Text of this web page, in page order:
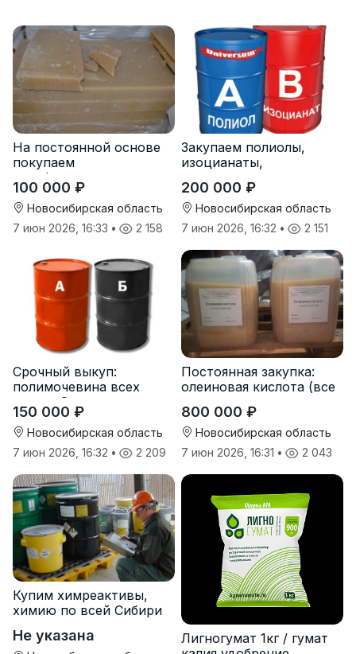
На постоянной основе
покупаем
парафиносодержащие
продукты
100 000 ₽
Новосибирская область
7 июн 2026, 16:33 • 2 158
Закупаем полиолы,
изоцианаты,
пенополиуретана (ППУ)
200 000 ₽
Новосибирская область
7 июн 2026, 16:32 • 2 151
Срочный выкуп:
полимочевина всех
типов, Эластоплан,
Экстраплан
150 000 ₽
Новосибирская область
7 июн 2026, 16:32 • 2 209
Постоянная закупка:
олеиновая кислота (все
просрочка)
800 000 ₽
Новосибирская область
7 июн 2026, 16:31 • 2 043
Купим химреактивы,
химию по всей Сибири
Не указана
Лигногумат 1кг / гумат